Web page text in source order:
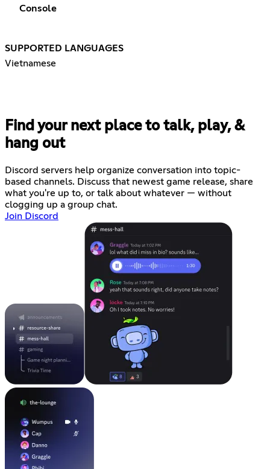
Console
SUPPORTED LANGUAGES
Vietnamese
Find your next place to talk, play, &
hang out
Discord servers help organize conversation into topic-
based channels. Discuss that newest game release, share
what you're up to, or talk about whatever — without
clogging up a group chat.
Join Discord